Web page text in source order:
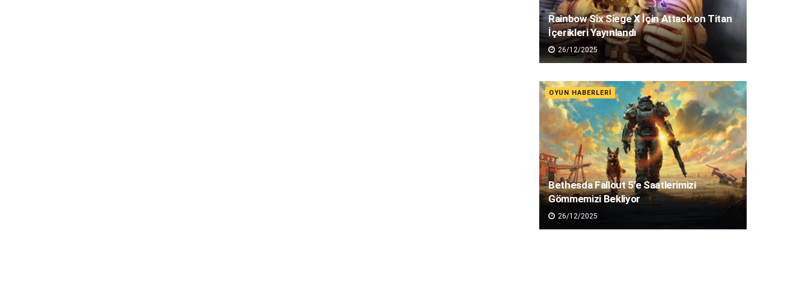
Rainbow Six Siege X İçin Attack on Titan
İçerikleri Yayınlandı
26/12/2025
OYUN HABERLERI
Bethesda Fallout 5’e Saatlerimizi
Gömmemizi Bekliyor
26/12/2025